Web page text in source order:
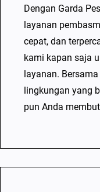
Dengan Garda
layanan
cepat, dan
kami kapan saja
layanan.
lingkungan yang
pun Anda